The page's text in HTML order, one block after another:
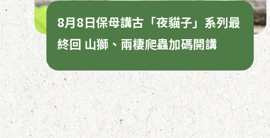
8月8日保母講古「夜貓子」系列最
終回 山獅、兩棲爬蟲加碼開講